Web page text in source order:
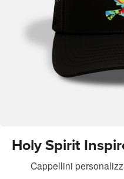
Holy Spirit
Cappellini